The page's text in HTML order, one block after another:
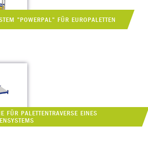
"POWERPAL" FÜR EUROPALETTEN
FÜR PALETTENTRAVERSE EINES